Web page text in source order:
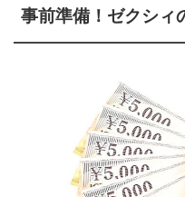
事前準備！ゼクシィ